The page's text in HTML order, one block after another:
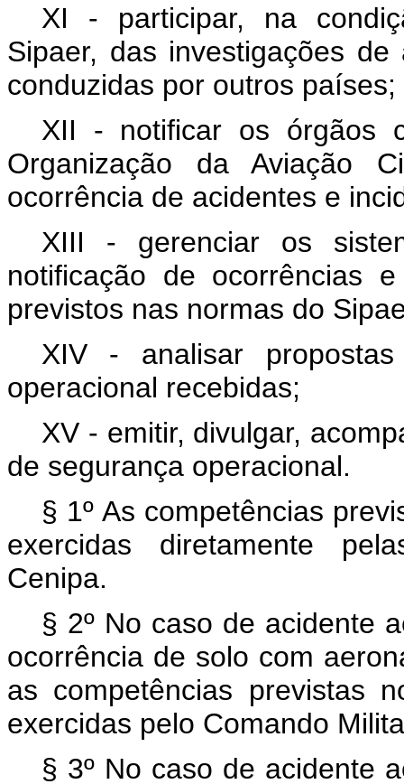
XI - participar, na
Sipaer, das investigações
conduzidas por outros países;
XII - notificar os órgãos
Organização da Aviação
ocorrência de acidentes e
XIII - gerenciar os
notificação de ocorrências
previstos nas normas do
XIV - analisar
operacional recebidas;
XV - emitir, divulgar,
de segurança operacional.
§ 1º As competências
exercidas diretamente
Cenipa.
§ 2º No caso de acidente
ocorrência de solo com
as competências previstas
exercidas pelo Comando
§ 3º No caso de acidente